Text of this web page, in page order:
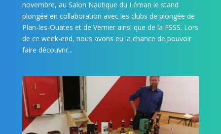
novembre, au Salon Nautique du Léman le stand
plongée en collaboration avec les clubs de plongée de
Plan-les-Ouates et de Vernier ainsi que de la FSSS. Lors
de ce week-end, nous avons eu la chance de pouvoir
faire découvrir...